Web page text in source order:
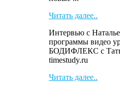
Читать далее..
Интервью с
программы видео
БОДИФЛЕКС с
timestudy.ru
Читать далее..